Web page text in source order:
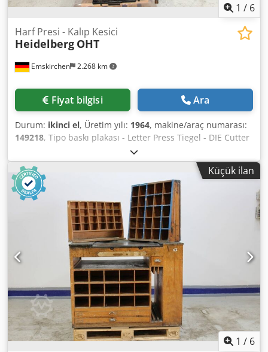
1 / 6
Emskirchen 2.268 km
Harf Presi - Kalıp Kesici
Heidelberg OHT
Fiyat bilgisi Ara
Durum: ikinci el, Üretim yılı: 1964, makine/araç numarası:
149218, Tipo baskı plakası - Letter Press Tiegel - DIE Cutter
Heidelberg OHTYear 1964 - Serial-No. 149218 N Boyut
min.: 40 x 70mm - maks. 260 x 380mm Hız min.: 2.200 sph -
maks. 5.500 sph Standart şase: 260 x 340mm İskelet
kovalamacası: 260 x 350mmKomplett mit Zubehör und
Schließrahmen / Aletler ve aksesuarlarla birlikte komple
çerçeve Skype-Video ile Online-Video-İnspeksiyon
Ziyaretinizden çok memnun oluruz - daha fazla makine
stokta Hemen Kullanılabilir - İncelenebilir Stokta
Emskirchen / Nürnberg - Test edilebilir Dcedoh Eg Tfjpfx
Agfok
Küçük ilan
1 / 6